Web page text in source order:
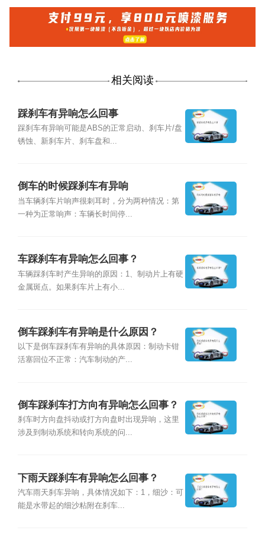
相关阅读
踩刹车有异响怎么回事
踩刹车有异响可能是ABS的正常启动、刹车片/盘
锈蚀、新刹车片、刹车盘和...
倒车的时候踩刹车有异响
当车辆刹车片响声很刺耳时，分为两种情况：第
一种为正常响声：车辆长时间停...
车踩刹车有异响怎么回事？
车辆踩刹车时产生异响的原因：1、制动片上有硬
金属斑点。如果刹车片上有小...
倒车踩刹车有异响是什么原因？
以下是倒车踩刹车有异响的具体原因：制动卡钳
活塞回位不正常：汽车制动的产...
倒车踩刹车打方向有异响怎么回事？
刹车时方向盘抖动或打方向盘时出现异响，这里
涉及到制动系统和转向系统的问...
下雨天踩刹车有异响怎么回事？
汽车雨天刹车异响，具体情况如下：1，细沙：可
能是水带起的细沙粘附在刹车...